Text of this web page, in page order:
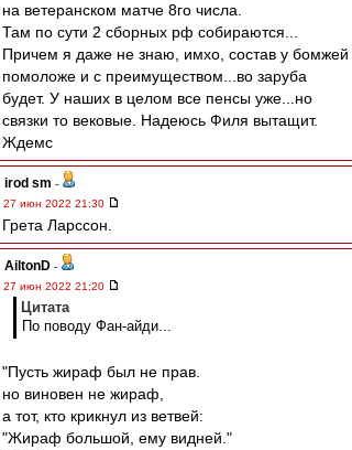
на ветеранском матче 8го числа.
Там по сути 2 сборных рф собираются...
Причем я даже не знаю, имхо, состав у бомжей
помоложе и с преимуществом...во заруба
будет. У наших в целом все пенсы уже...но
связки то вековые. Надеюсь Филя вытащит.
Ждемс
irod sm -
27 июн 2022 21:30
Грета Ларссон.
AiltonD -
27 июн 2022 21:20
Цитата
По поводу Фан-айди...
"Пусть жираф был не прав.
но виновен не жираф,
а тот, кто крикнул из ветвей:
"Жираф большой, ему видней."